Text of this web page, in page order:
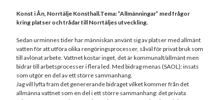
Konst i Ån, Norrtälje Konsthall.Tema: ”Allmänningar” med frågor
kring platser och trådar till Norrtäljes utveckling.
Sedan urminnes tider har människan använt sig av platser med allmänt
vatten för att utföra olika rengöringsprocesser, såväl för privat bruk som
till avlönat arbete. Vattnet kostar inget, det är kommunalt/allmänt men
bidrar till arbetsprocesser i flera led. Med bidrag menas (SAOL): insats
som utgör en del av ett större sammanhang.
Jag vill lyfta fram det genererande bidraget vilket kommer från det
allmänna vattnet som en del i ett större sammanhang: det privata